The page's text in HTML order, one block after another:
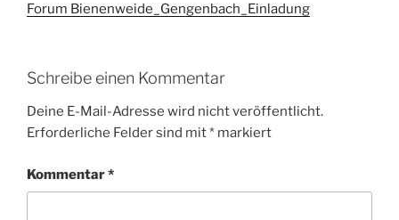
Forum Bienenweide_Gengenbach_Einladung
Schreibe einen Kommentar
Deine E-Mail-Adresse wird nicht veröffentlicht.
Erforderliche Felder sind mit* markiert
Kommentar*